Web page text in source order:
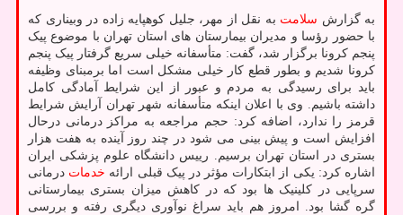
به گزارش سلامت به نقل از مهر، جلیل کوهپایه زاده در وبیناری که
با حضور رؤسا و مدیران بیمارستان های استان تهران با موضوع پیک
پنجم کرونا برگزار شد، گفت: متأسفانه خیلی سریع گرفتار پیک پنجم
کرونا شدیم و بطور قطع کار خیلی مشکل است اما برمبنای وظیفه
باید برای رسیدگی به مردم و عبور از این شرایط آمادگی کامل
داشته باشیم. وی با اعلان اینکه متأسفانه شهر تهران آرایش شرایط
قرمز را ندارد، اضافه کرد: حجم مراجعه به مراکز درمانی درحال
افزایش است و پیش بینی می شود در چند روز آینده به هفت هزار
بستری در استان تهران برسیم. رییس دانشگاه علوم پزشکی ایران
اشاره کرد: یکی از ابتکارات مؤثر در پیک قبلی ارائه خدمات درمانی
سرپایی در کلینیک ها بود که در کاهش میزان بستری بیمارستانی
گره گشا بود. امروز هم باید سراغ نوآوری دیگری رفته و بررسی